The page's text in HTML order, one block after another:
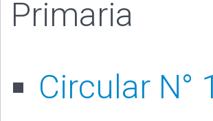
Primaria
Circular N°